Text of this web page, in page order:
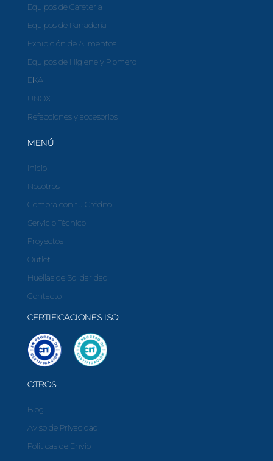
Equipos de Cafetería
Equipos de Panadería
Exhibición de Alimentos
Equipos de Higiene y Plomero
EKA
UNOX
Refacciones y accesorios
MENÚ
Inicio
Nosotros
Compra con tu Crédito
Servicio Técnico
Proyectos
Outlet
Huellas de Solidaridad
Contacto
CERTIFICACIONES ISO
OTROS
Blog
Aviso de Privacidad
Politicas de Envío